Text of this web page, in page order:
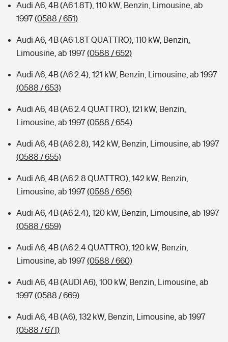
Audi A6, 4B (A6 1.8T), 110 kW, Benzin, Limousine, ab
1997(0588 / 651)
Audi A6, 4B (A6 1.8T QUATTRO), 110 kW, Benzin,
Limousine, ab 1997(0588 / 652)
Audi A6, 4B (A6 2.4), 121 kW, Benzin, Limousine, ab 1997
(0588 / 653)
Audi A6, 4B (A6 2.4 QUATTRO), 121 kW, Benzin,
Limousine, ab 1997(0588 / 654)
Audi A6, 4B (A6 2.8), 142 kW, Benzin, Limousine, ab 1997
(0588 / 655)
Audi A6, 4B (A6 2.8 QUATTRO), 142 kW, Benzin,
Limousine, ab 1997(0588 / 656)
Audi A6, 4B (A6 2.4), 120 kW, Benzin, Limousine, ab 1997
(0588 / 659)
Audi A6, 4B (A6 2.4 QUATTRO), 120 kW, Benzin,
Limousine, ab 1997(0588 / 660)
Audi A6, 4B (AUDI A6), 100 kW, Benzin, Limousine, ab
1997(0588 / 669)
Audi A6, 4B (A6), 132 kW, Benzin, Limousine, ab 1997
(0588 / 671)